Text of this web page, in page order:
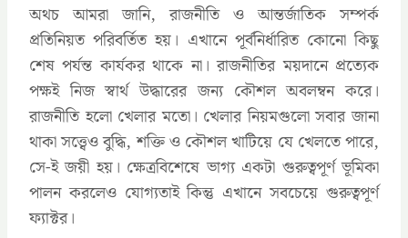
অথচ আমরা জানি, রাজনীতি ও আন্তর্জাতিক সম্পর্ক
প্রতিনিয়ত পরিবর্তিত হয়। এখানে পূর্বনির্ধারিত কোনো কিছু
শেষ পর্যন্ত কার্যকর থাকে না। রাজনীতির ময়দানে প্রত্যেক
পক্ষই নিজ স্বার্থ উদ্ধারের জন্য কৌশল অবলম্বন করে।
রাজনীতি হলো খেলার মতো। খেলার নিয়মগুলো সবার জানা
থাকা সত্ত্বেও বুদ্ধি, শক্তি ও কৌশল খাটিয়ে যে খেলতে পারে,
সে-ই জয়ী হয়। ক্ষেত্রবিশেষে ভাগ্য একটা গুরুত্বপূর্ণ ভূমিকা
পালন করলেও যোগ্যতাই কিন্তু এখানে সবচেয়ে গুরুত্বপূর্ণ
ফ্যাক্টর।